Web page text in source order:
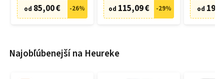
od 85,00 € -26% od 115,09 € -29% od
Najobľúbenejší na Heureke